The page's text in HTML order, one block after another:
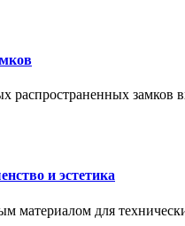
распространенных замков
и эстетика
материалом для